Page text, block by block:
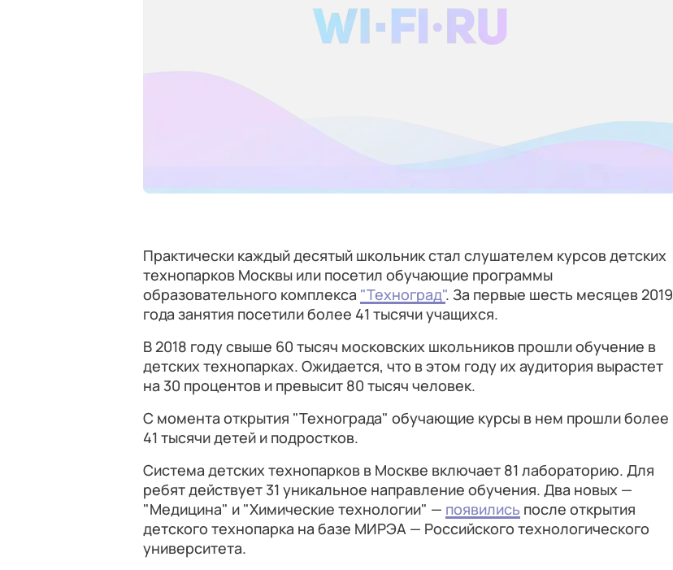
Практически каждый десятый школьник стал слушателем курсов детских
технопарков Москвы или посетил обучающие программы
образовательного комплекса "Техноград". За первые шесть месяцев 2019
года занятия посетили более 41 тысячи учащихся.
В 2018 году свыше 60 тысяч московских школьников прошли обучение в
детских технопарках. Ожидается, что в этом году их аудитория вырастет
на 30 процентов и превысит 80 тысяч человек.
С момента открытия "Технограда" обучающие курсы в нем прошли более
41 тысячи детей и подростков.
Система детских технопарков в Москве включает 81 лабораторию. Для
ребят действует 31 уникальное направление обучения. Два новых —
"Медицина" и "Химические технологии" — появились после открытия
детского технопарка на базе МИРЭА — Российского технологического
университета.